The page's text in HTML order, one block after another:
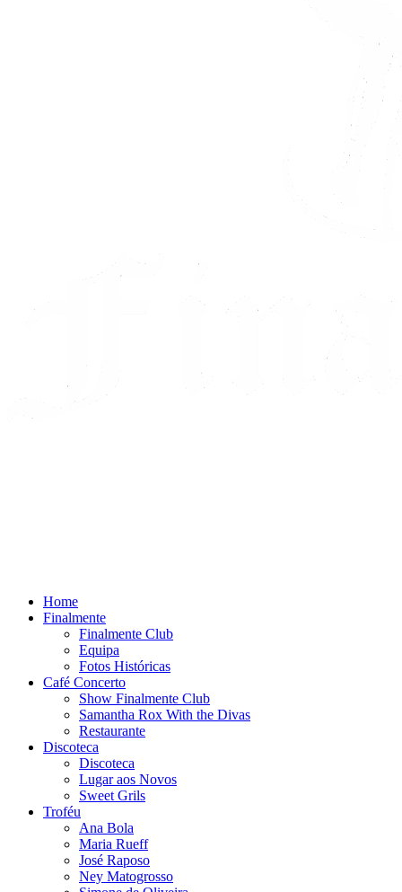
Home
Finalmente
Finalmente Club
Equipa
Fotos Históricas
Café Concerto
Show Finalmente Club
Samantha Rox With the Divas
Restaurante
Discoteca
Discoteca
Lugar aos Novos
Sweet Grils
Troféu
Ana Bola
Maria Rueff
José Raposo
Ney Matogrosso